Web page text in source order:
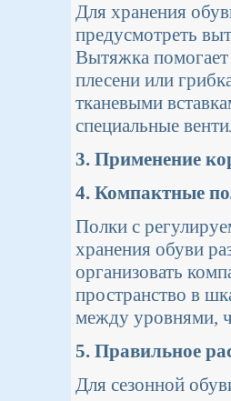
Для хранения
предусмотреть
Вытяжка помогает
плесени или
тканевыми
специальные
3. Применение
4. Компактные
Полки с
хранения обуви
организовать
пространство в
между уровнями,
5. Правильное
Для сезонной